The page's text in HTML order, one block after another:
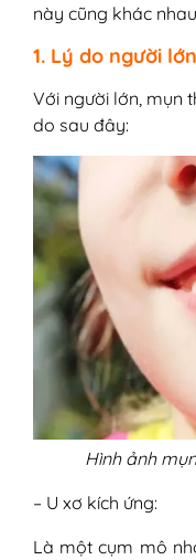
này cũng khác
1. Lý do người
Với người lớn, mụn
do sau đây:
Hình ảnh
– U xơ kích ứng:
Là một cụm mô